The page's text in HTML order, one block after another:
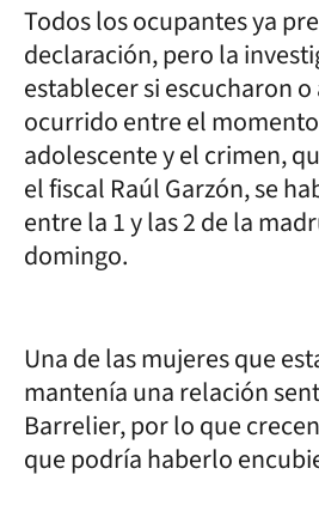
Todos los ocupantes ya
declaración, pero la
establecer si escucharon
ocurrido entre el
adolescente y el crimen,
el fiscal Raúl Garzón, se
entre la 1 y las 2 de la
domingo.
Una de las mujeres que
mantenía una relación
Barrelier, por lo que
que podría haberlo